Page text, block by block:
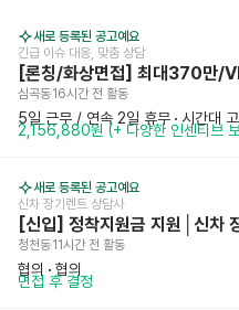
새로 등록된 공고예요
긴급 이슈 대응, 맞춤 상담
[론칭/화상면접] 최대370만/
심곡동16시간 전 활동
5일 근무 / 연속 2일 휴무 · 시간대
2,156,880원 (+ 다양한 인센티브
새로 등록된 공고예요
신차 장기렌트 상담사
[신입] 정착지원금 지원│신차
청천동11시간 전 활동
협의 · 협의
면접 후 결정